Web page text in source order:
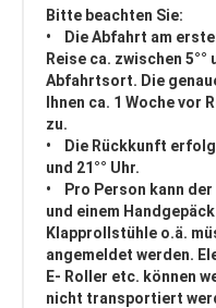
Bitte beachten Sie:
• Die Abfahrt am
Reise ca. zwischen 5°°
Abfahrtsort. Die
Ihnen ca. 1 Woche
zu.
• Die Rückkunft
und 21°° Uhr.
• Pro Person kann
und einem
Klapprollstühle o.ä.
angemeldet werden.
E- Roller etc. können
nicht transportiert